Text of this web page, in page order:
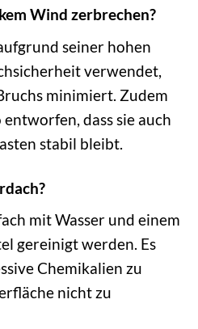
Wind zerbrechen?
seiner hohen
verwendet,
minimiert. Zudem
dass sie auch
stabil bleibt.
mit Wasser und einem
gereinigt werden. Es
Chemikalien zu
nicht zu